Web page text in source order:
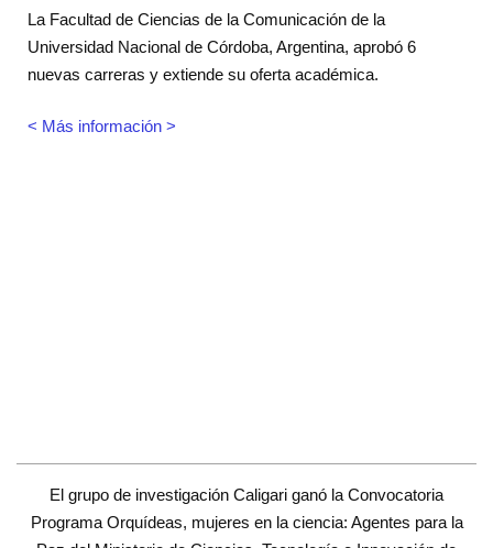
La Facultad de Ciencias de la Comunicación de la
Universidad Nacional de Córdoba, Argentina, aprobó 6
nuevas carreras y extiende su oferta académica.
< Más información >
El grupo de investigación Caligari ganó la Convocatoria
Programa Orquídeas, mujeres en la ciencia: Agentes para la